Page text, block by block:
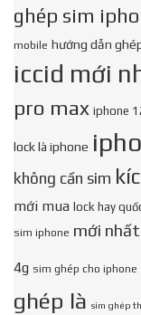
ghép sim
mobile hướng dẫn
iccid mới
pro max iphone
lock là iphone
không cần sim
mới mua lock hay
sim iphone mới
4g sim ghép cho iphone
ghép là sim ghép